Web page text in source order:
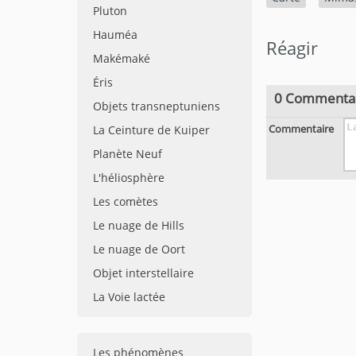
Pluton
Hauméa
Makémaké
Éris
Objets transneptuniens
La Ceinture de Kuiper
Planète Neuf
L'héliosphère
Les comètes
Le nuage de Hills
Le nuage de Oort
Objet interstellaire
La Voie lactée
Les phénomènes
Réagir
0
Commentaire